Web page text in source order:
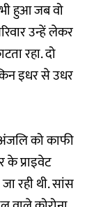
हुआ जब वो
उन्हें लेकर
रहा. दो
इधर से उधर
को काफी
प्राइवेट
रही थी. सांस